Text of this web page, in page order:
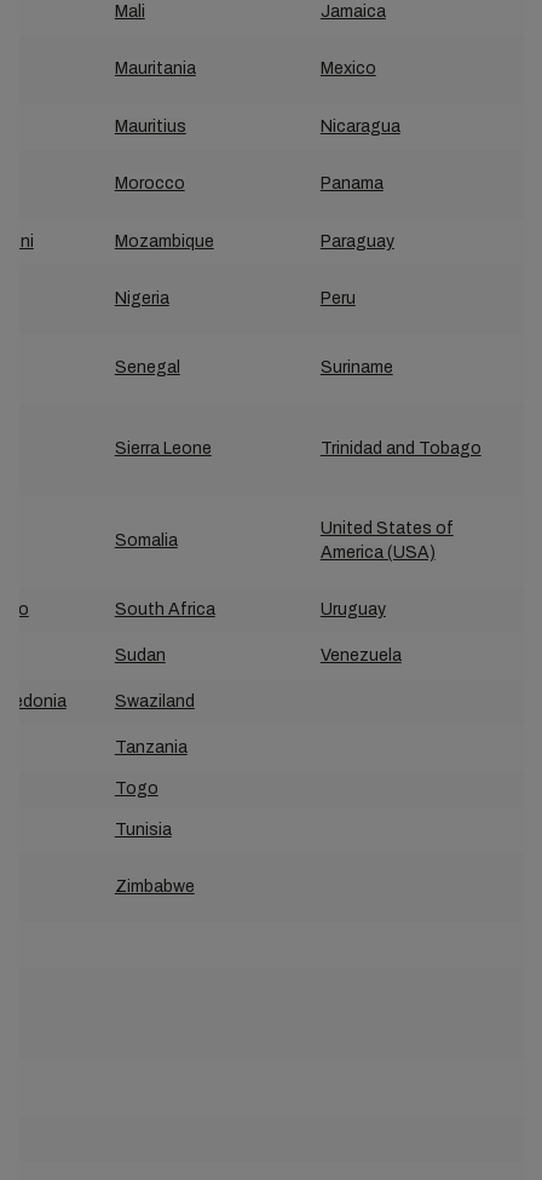
Jamaica
Mali
Mexico
Mauritania
Nicaragua
Mauritius
Panama
Morocco
Paraguay
Mozambique
Peru
Nigeria
Suriname
Senegal
Trinidad and Tobago
Sierra Leone
United States of
America (USA)
Somalia
Uruguay
South Africa
Venezuela
Sudan
Swaziland
Tanzania
Togo
Tunisia
Zimbabwe